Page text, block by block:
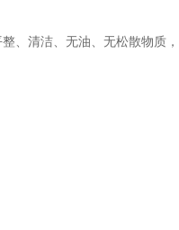
、清洁、无油、无松散物质